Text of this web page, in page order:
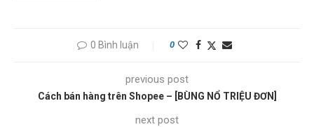
0 Bình luận 0
previous post
Cách bán hàng trên Shopee – [BÙNG NỔ TRIỆU ĐƠN]
next post